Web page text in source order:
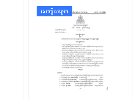
សេចក្ដីសម្រេច